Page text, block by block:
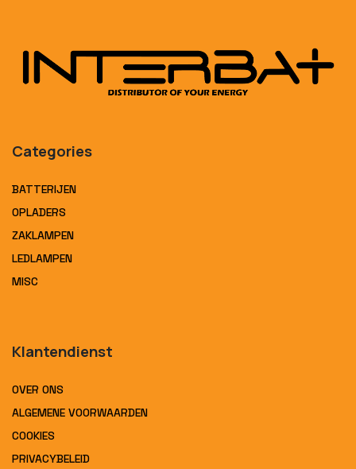
Categories
BATTERIJEN
OPLADERS
ZAKLAMPEN
LEDLAMPEN
MISC
Klantendienst
OVER ONS
ALGEMENE VOORWAARDEN
COOKIES
PRIVACYBELEID